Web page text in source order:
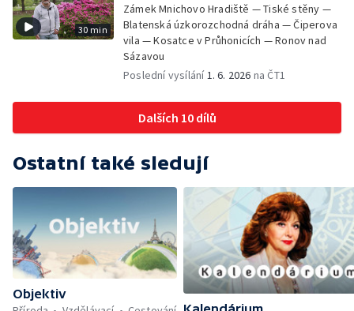
30 min
Zámek Mnichovo Hradiště — Tiské stěny —
Blatenská úzkorozchodná dráha — Čiperova
vila — Kosatce v Průhonicích — Ronov nad
Sázavou
Poslední vysílání 1. 6. 2026 na ČT1
Dalších 10 dílů
Ostatní také sledují
Objektiv